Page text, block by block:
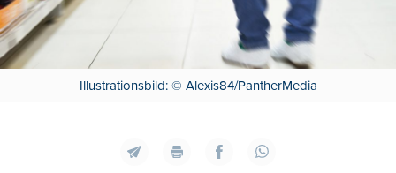
Illustrationsbild: © Alexis84/PantherMedia